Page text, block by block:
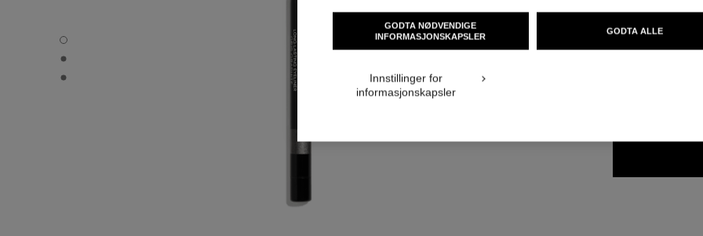
STYLO YEUX WATERPROOF - Standardvisning
STYLO YEUX WATERPROOF - Alternativ visning 1
STYLO YEUX WATERPROOF - Grunnleggende teksturvisning
NOK 415
GODTA NØDVENDIGE
INFORMASJONSKAPSLER
GODTA ALLE
Innstillinger for
informasjonskapsler